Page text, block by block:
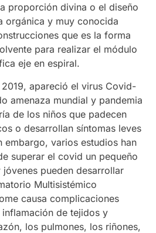
proporción divina o el diseño
orgánica y muy conocida
que es la forma
para realizar el módulo
eje en espiral.
apareció el virus Covid-
amenaza mundial y pandemia
de los niños que padecen
o desarrollan síntomas leves
embargo, varios estudios han
superar el covid un pequeño
pueden desarrollar
Multisistémico
causa complicaciones
de tejidos y
los pulmones, los riñones,